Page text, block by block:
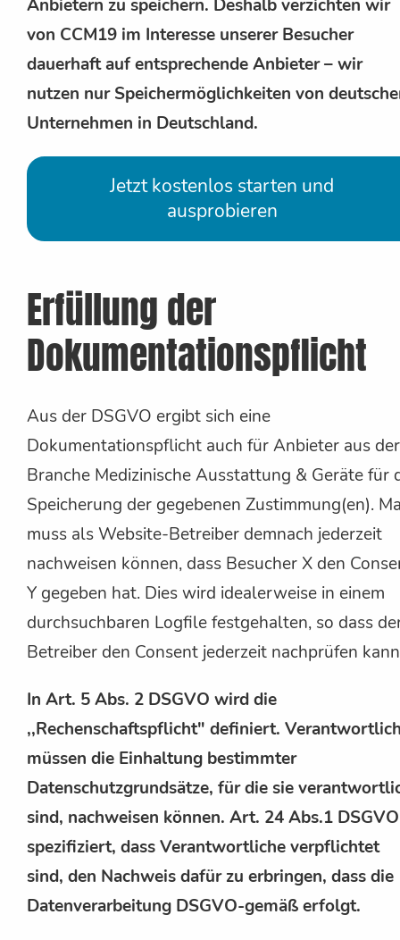
Anbietern zu speichern. Deshalb verzichten wir
von CCM19 im Interesse unserer Besucher
dauerhaft auf entsprechende Anbieter – wir
nutzen nur Speichermöglichkeiten von
Unternehmen in Deutschland.
Jetzt kostenlos starten und
ausprobieren
Erfüllung der
Dokumentationspflicht
Aus der DSGVO ergibt sich eine
Dokumentationspflicht auch für Anbieter aus der
Branche Medizinische Ausstattung & Geräte für
Speicherung der gegebenen Zustimmung(en).
muss als Website-Betreiber demnach jederzeit
nachweisen können, dass Besucher X den
Y gegeben hat. Dies wird idealerweise in einem
durchsuchbaren Logfile festgehalten, so dass
Betreiber den Consent jederzeit nachprüfen
In Art. 5 Abs. 2 DSGVO wird die
,,Rechenschaftspflicht" definiert.
müssen die Einhaltung bestimmter
Datenschutzgrundsätze, für die sie
sind, nachweisen können. Art. 24 Abs.1 DSGVO
spezifiziert, dass Verantwortliche verpflichtet
sind, den Nachweis dafür zu erbringen, dass die
Datenverarbeitung DSGVO-gemäß erfolgt.